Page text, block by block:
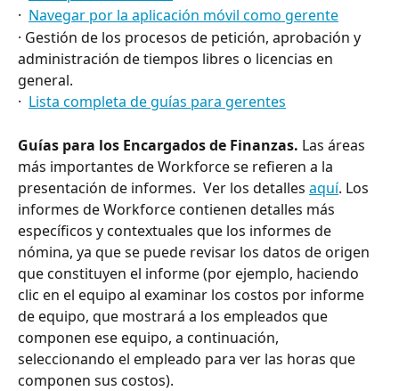
· Navegar por la aplicación móvil como gerente
· Gestión de los procesos de petición, aprobación y
administración de tiempos libres o licencias en
general.
· Lista completa de guías para gerentes
Guías para los Encargados de Finanzas. Las áreas
más importantes de Workforce se refieren a la
presentación de informes.  Ver los detalles aquí. Los
informes de Workforce contienen detalles más
específicos y contextuales que los informes de
nómina, ya que se puede revisar los datos de origen
que constituyen el informe (por ejemplo, haciendo
clic en el equipo al examinar los costos por informe
de equipo, que mostrará a los empleados que
componen ese equipo, a continuación,
seleccionando el empleado para ver las horas que
componen sus costos).